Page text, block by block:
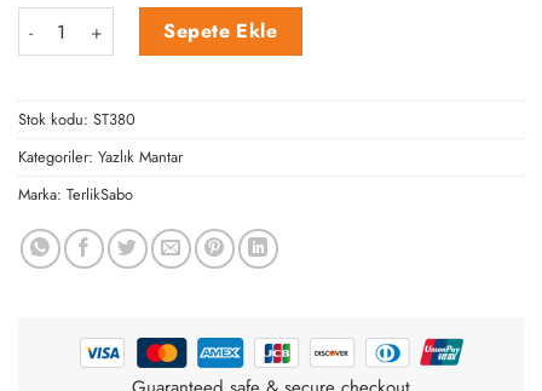
Şimşek Temalı Tek Bant Sandalet adet
Sepete Ekle
Stok kodu: ST380
Kategoriler: Yazlık Mantar
Marka: TerlikSabo